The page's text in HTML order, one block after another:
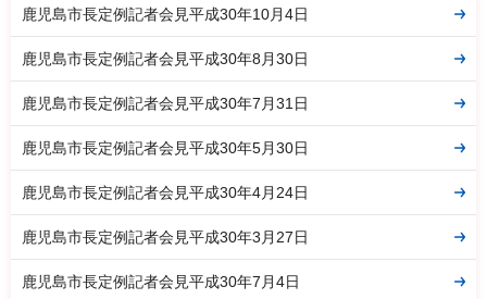
鹿児島市長定例記者会見平成30年10月4日
鹿児島市長定例記者会見平成30年8月30日
鹿児島市長定例記者会見平成30年7月31日
鹿児島市長定例記者会見平成30年5月30日
鹿児島市長定例記者会見平成30年4月24日
鹿児島市長定例記者会見平成30年3月27日
鹿児島市長定例記者会見平成30年7月4日